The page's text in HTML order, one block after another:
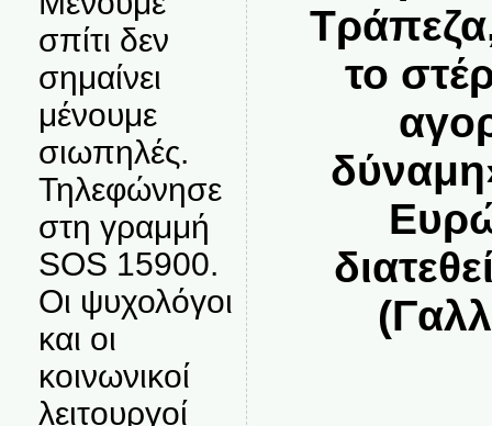
σπίτι δεν
σημαίνει
μένουμε
σιωπηλές.
Τηλεφώνησε
στη γραμμή
SOS 15900.
Οι ψυχολόγοι
και οι
κοινωνικοί
λειτουργοί
το